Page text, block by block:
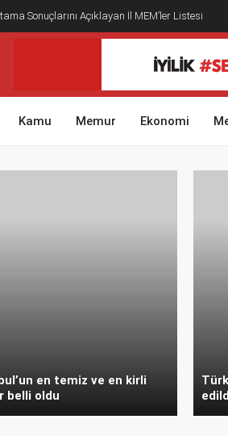
Sonuçlarını Açıklayan İl MEM’ler Listesi
Kamu Memur Ekonomi
en temiz ve en kirli
belli oldu